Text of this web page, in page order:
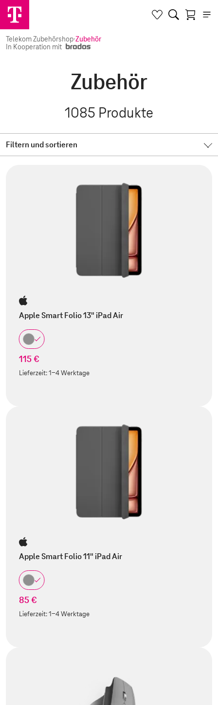
Telekom Zubehörshop·Zubehör
In Kooperation mit
Zubehör
1085 Produkte
Filtern und sortieren
Apple Smart Folio 13" iPad Air
115 €
Lieferzeit:1-4 Werktage
Apple Smart Folio 11" iPad Air
85 €
Lieferzeit:1-4 Werktage